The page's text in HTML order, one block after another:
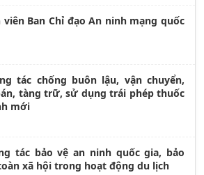
Ban Chỉ đạo An ninh mạng quốc
tác chống buôn lậu, vận chuyển,
tàng trữ, sử dụng trái phép thuốc
mới
tác bảo vệ an ninh quốc gia, bảo
xã hội trong hoạt động du lịch